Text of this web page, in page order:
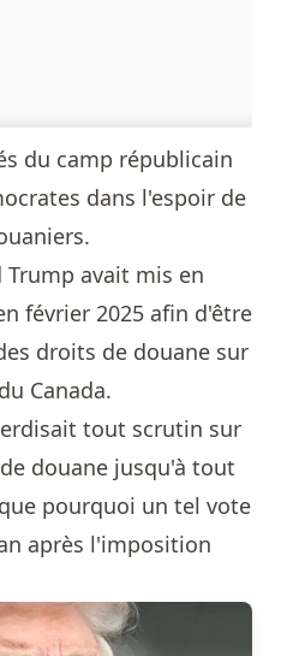
du camp républicain
dans l'espoir de
Trump avait mis en
février 2025 afin d'être
droits de douane sur
Canada.
tout scrutin sur
douane jusqu'à tout
pourquoi un tel vote
après l'imposition